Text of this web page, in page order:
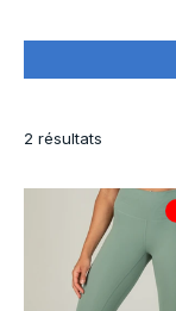
2 résultats